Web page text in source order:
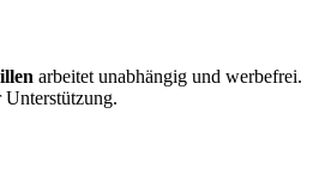
arbeitet unabhängig und werbefrei.